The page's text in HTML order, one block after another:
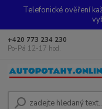
Telefonické ověření
+420 773 234 230
Po-Pá 12-17 hod.